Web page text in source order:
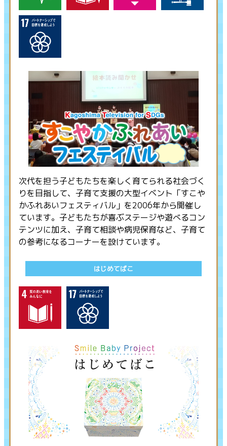
次代を担う子どもたちを楽しく育てられる社会づく
りを目指して、子育て支援の大型イベント「すこや
かふれあいフェスティバル」を2006年から開催し
ています。子どもたちが喜ぶステージや遊べるコン
テンツに加え、子育て相談や病児保育など、子育て
の参考になるコーナーを設けています。
はじめてばこ